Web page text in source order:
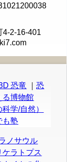
4-2-16-401
恐竜 ｜恐
る博物館
学/自然）
も塾
ノサウル
ケラトプス